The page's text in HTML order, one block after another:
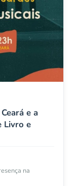
e a
Livro e
na